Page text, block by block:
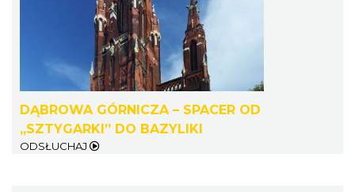
DĄBROWA GÓRNICZA – SPACER OD
„SZTYGARKI” DO BAZYLIKI
ODSŁUCHAJ